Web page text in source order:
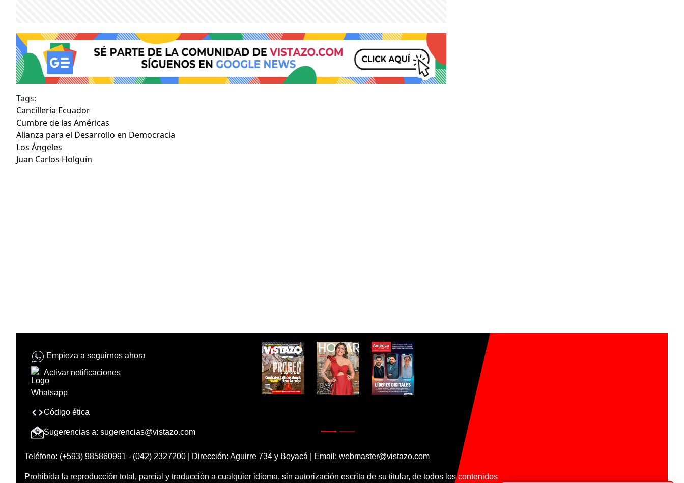
Tags:
Cancillería Ecuador
Cumbre de las Américas
Alianza para el Desarrollo en Democracia
Los Ángeles
Juan Carlos Holguín
Empieza a seguirnos ahora
Activar notificaciones
Código ética
Sugerencias a: sugerencias@vistazo.com
Teléfono: (+593) 985860991 - (042) 2327200 | Dirección: Aguirre 734 y Boyacá | Email: webmaster@vistazo.com
Prohibida la reproducción total, parcial y traducción a cualquier idioma, sin autorización escrita de su titular, de todos los contenidos